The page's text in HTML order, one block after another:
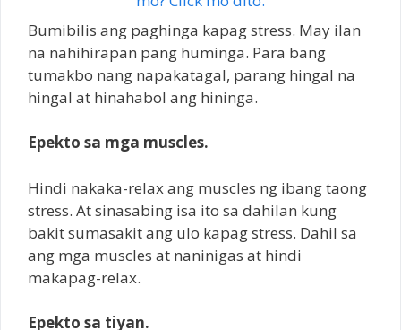
Bumibilis ang paghinga kapag stress. May ilan
na nahihirapan pang huminga. Para bang
tumakbo nang napakatagal, parang hingal na
hingal at hinahabol ang hininga.
Epekto sa mga muscles.
Hindi nakaka-relax ang muscles ng ibang taong
stress. At sinasabing isa ito sa dahilan kung
bakit sumasakit ang ulo kapag stress. Dahil sa
ang mga muscles at naninigas at hindi
makapag-relax.
Epekto sa tiyan.